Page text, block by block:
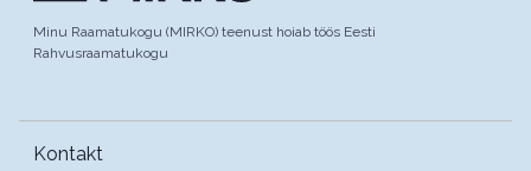
Minu Raamatukogu (MIRKO) teenust hoiab töös Eesti
Rahvusraamatukogu
Kontakt